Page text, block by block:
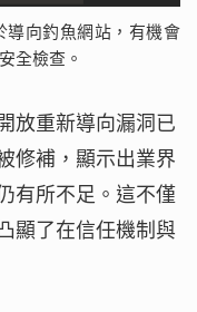
向釣魚網站，有機會
全檢查。
放重新導向漏洞已
修補，顯示出業界
有所不足。這不僅
顯了在信任機制與